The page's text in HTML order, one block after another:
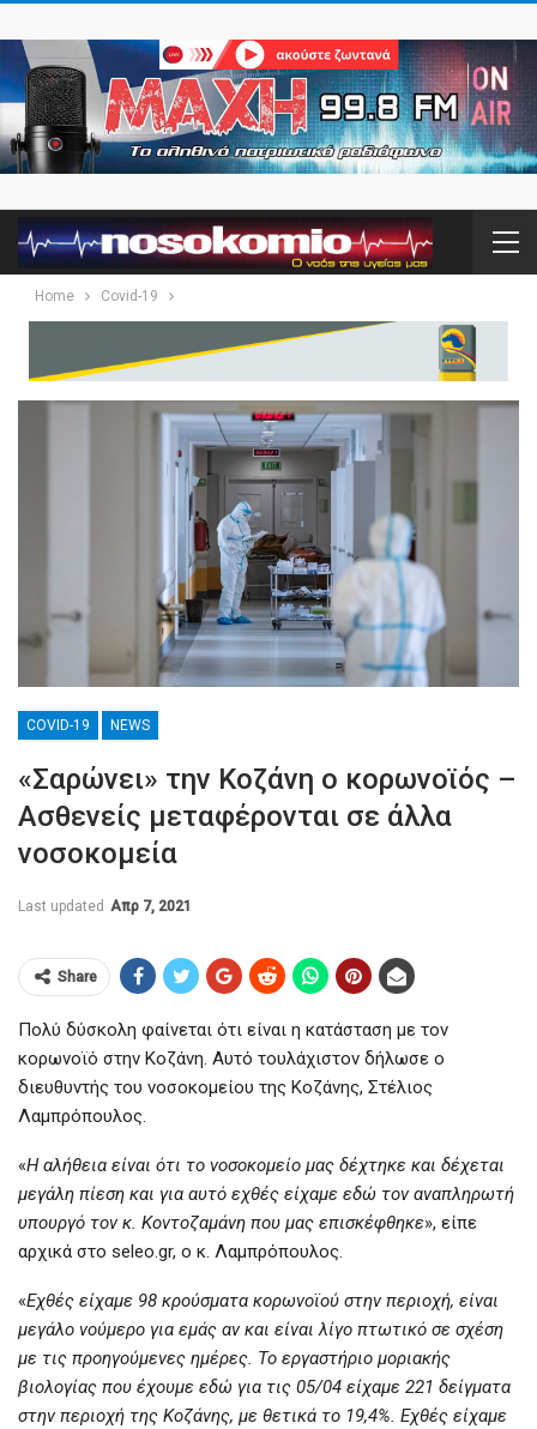
Home Covid-19
COVID-19 NEWS
«Σαρώνει» την Κοζάνη ο κορωνοϊός –
Ασθενείς μεταφέρονται σε άλλα
νοσοκομεία
Last updated Απρ 7, 2021
Share
Πολύ δύσκολη φαίνεται ότι είναι η κατάσταση με τον
κορωνοϊό στην Κοζάνη. Αυτό τουλάχιστον δήλωσε ο
διευθυντής του νοσοκομείου της Κοζάνης, Στέλιος
Λαμπρόπουλος.
«Η αλήθεια είναι ότι το νοσοκομείο μας δέχτηκε και δέχεται
μεγάλη πίεση και για αυτό εχθές είχαμε εδώ τον αναπληρωτή
υπουργό τον κ. Κοντοζαμάνη που μας επισκέφθηκε», είπε
αρχικά στο seleo.gr, ο κ. Λαμπρόπουλος.
«Εχθές είχαμε 98 κρούσματα κορωνοϊού στην περιοχή, είναι
μεγάλο νούμερο για εμάς αν και είναι λίγο πτωτικό σε σχέση
με τις προηγούμενες ημέρες. Το εργαστήριο μοριακής
βιολογίας που έχουμε εδώ για τις 05/04 είχαμε 221 δείγματα
στην περιοχή της Κοζάνης, με θετικά το 19,4%. Εχθές είχαμε